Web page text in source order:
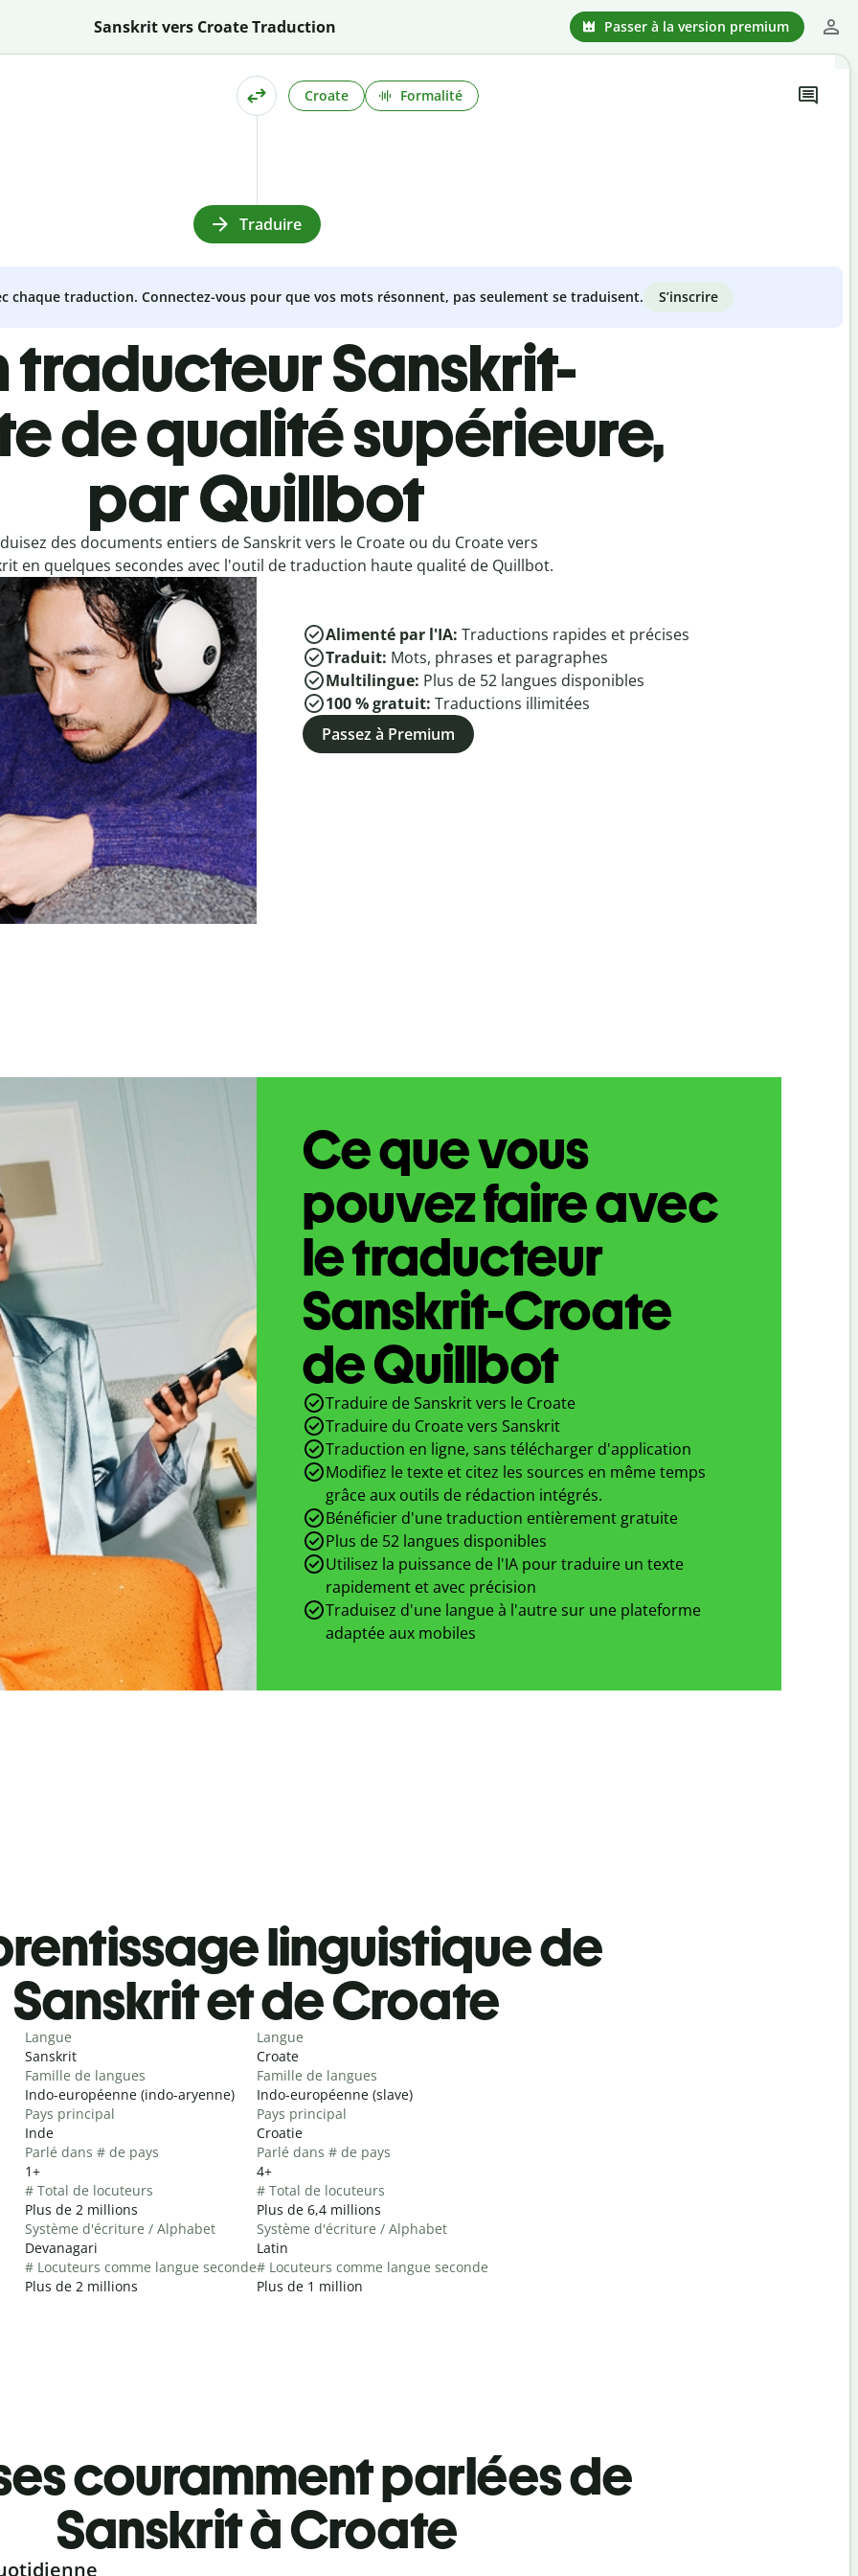
Sanskrit vers Croate Traduction Passer à la version premium
Croate Formalité
Traduire
chaque traduction. Connectez-vous pour que vos mots résonnent, pas seulement se traduisent. S’inscrire
traducteur Sanskrit-
de qualité supérieure,
par Quillbot
des documents entiers de Sanskrit vers le Croate ou du Croate vers
en quelques secondes avec l'outil de traduction haute qualité de Quillbot.
Alimenté par l'IA: Traductions rapides et précises
Traduit: Mots, phrases et paragraphes
Multilingue: Plus de 52 langues disponibles
100 % gratuit: Traductions illimitées
Passez à Premium
Ce que vous
pouvez faire avec
le traducteur
Sanskrit-Croate
de Quillbot
Traduire de Sanskrit vers le Croate
Traduire du Croate vers Sanskrit
Traduction en ligne, sans télécharger d'application
Modifiez le texte et citez les sources en même temps
grâce aux outils de rédaction intégrés.
Bénéficier d'une traduction entièrement gratuite
Plus de 52 langues disponibles
Utilisez la puissance de l'IA pour traduire un texte
rapidement et avec précision
Traduisez d'une langue à l'autre sur une plateforme
adaptée aux mobiles
linguistique de
Sanskrit et de Croate
Langue
Sanskrit
Famille de langues
Indo-européenne (indo-aryenne)
Pays principal
Inde
Parlé dans # de pays
1+
# Total de locuteurs
Plus de 2 millions
Système d'écriture / Alphabet
Devanagari
# Locuteurs comme langue seconde
Plus de 2 millions
Langue
Croate
Famille de langues
Indo-européenne (slave)
Pays principal
Croatie
Parlé dans # de pays
4+
# Total de locuteurs
Plus de 6,4 millions
Système d'écriture / Alphabet
Latin
# Locuteurs comme langue seconde
Plus de 1 million
couramment parlées de
Sanskrit à Croate